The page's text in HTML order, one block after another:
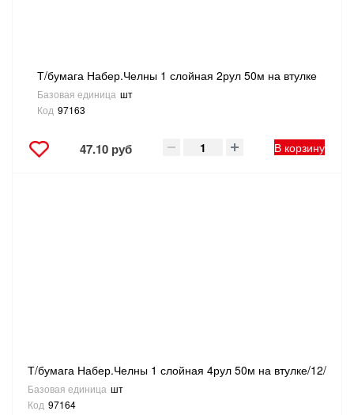
Т/бумага Набер.Челны 1 слойная 2рул 50м на втулке
Базовая единица шт
Код 97163
47.10 руб В корзину
Т/бумага Набер.Челны 1 слойная 4рул 50м на втулке/12/
Базовая единица шт
Код 97164